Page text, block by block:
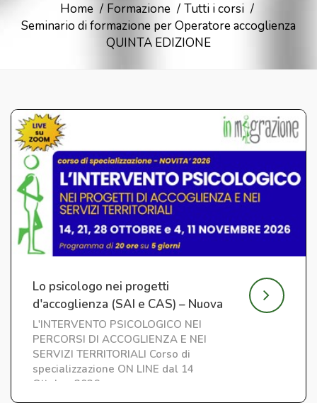
Home Formazione
Tutti i corsi
Seminario di formazione per Operatore accoglienza
QUINTA EDIZIONE
Lo psicologo nei progetti
d'accoglienza (SAI e CAS) – Nuova
edizione
L'INTERVENTO PSICOLOGICO NEI
PERCORSI DI ACCOGLIENZA E NEI
SERVIZI TERRITORIALI Corso di
specializzazione ON LINE dal 14
Ottobre 2026